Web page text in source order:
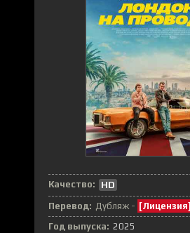
Качество:
HD
Перевод: Дубляж - [Лицензия]
Год выпуска: 2025